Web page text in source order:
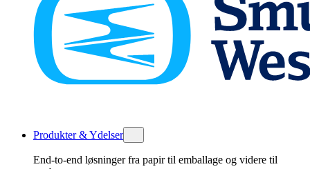
Produkter & Ydelser
End-to-end løsninger fra papir til emballage og videre til